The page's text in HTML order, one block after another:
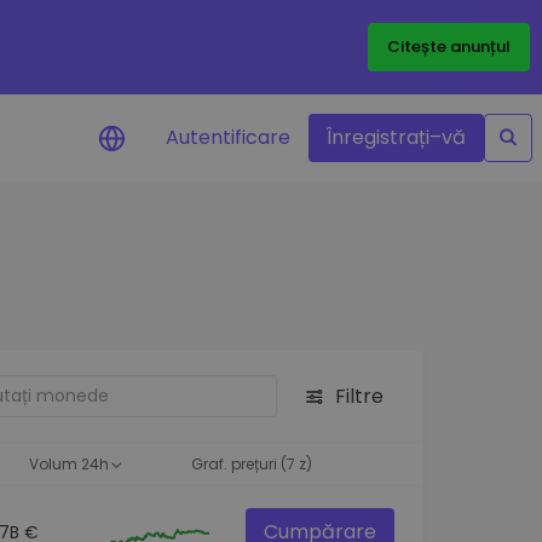
Citește anunțul
Autentificare Înregistrați–vă
Filtre
Volum 24h Graf. prețuri (7 z)
€ Cumpărare